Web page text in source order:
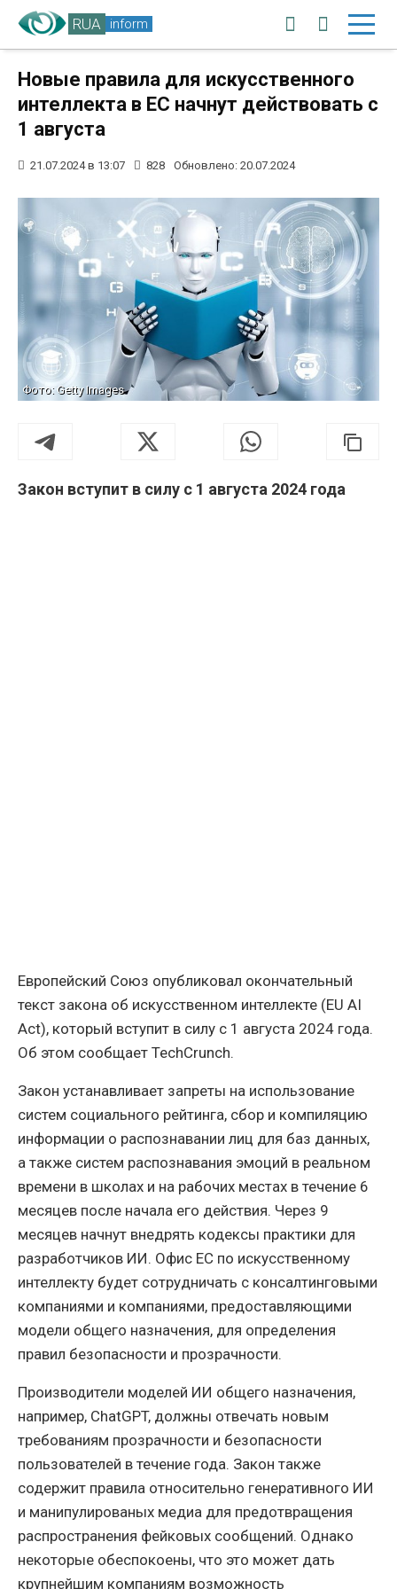
RUA inform
Новые правила для искусственного
интеллекта в ЕС начнут действовать с
1 августа
21.07.2024 в 13:07 828 Обновлено: 20.07.2024
Фото: Getty Images
Закон вступит в силу с 1 августа 2024 года
Европейский Союз опубликовал окончательный
текст закона об искусственном интеллекте (EU AI
Act), который вступит в силу с 1 августа 2024 года.
Об этом сообщает TechCrunch.
Закон устанавливает запреты на использование
систем социального рейтинга, сбор и компиляцию
информации о распознавании лиц для баз данных,
а также систем распознавания эмоций в реальном
времени в школах и на рабочих местах в течение 6
месяцев после начала его действия. Через 9
месяцев начнут внедрять кодексы практики для
разработчиков ИИ. Офис ЕС по искусственному
интеллекту будет сотрудничать с консалтинговыми
компаниями и компаниями, предоставляющими
модели общего назначения, для определения
правил безопасности и прозрачности.
Производители моделей ИИ общего назначения,
например, ChatGPT, должны отвечать новым
требованиям прозрачности и безопасности
пользователей в течение года. Закон также
содержит правила относительно генеративного ИИ
и манипулированых медиа для предотвращения
распространения фейковых сообщений. Однако
некоторые обеспокоены, что это может дать
крупнейшим компаниям возможность